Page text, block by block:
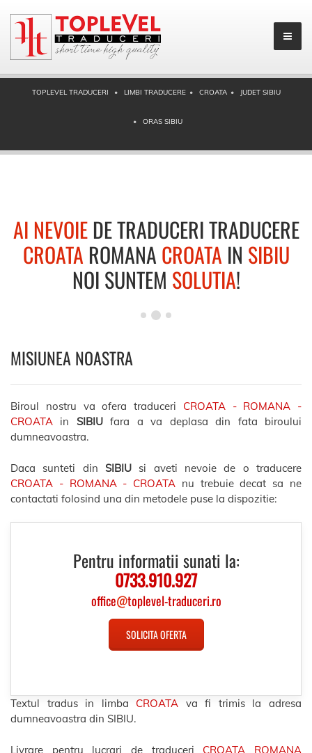
TOPLEVEL TRADUCERI LIMBI TRADUCERE CROATA JUDET SIBIU
ORAS SIBIU
AI NEVOIEDE TRADUCERI TRADUCERE
CROATA ROMANA CROATA IN SIBIU
NOI SUNTEM SOLUTIA!
MISIUNEA NOASTRA
Biroul nostru va ofera traduceri CROATA - ROMANA -
CROATA in SIBIUfara a va deplasa din fata biroului
dumneavoastra.
Daca sunteti din SIBIU si aveti nevoie de o traducere
CROATA - ROMANA - CROATA nu trebuie decat sa ne
contactati folosind una din metodele puse la dispozitie:
Pentru informatii sunati la:
0733.910.927
office@toplevel-traduceri.ro
SOLICITA OFERTA
Textul tradus in limba CROATA va fi trimis la adresa
dumneavoastra din SIBIU.
Livrare pentru lucrari de traduceri CROATA ROMANA